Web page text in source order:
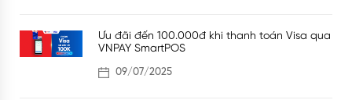
Ưu đãi đến 100.000đ khi thanh toán Visa qua
VNPAY SmartPOS
09/07/2025